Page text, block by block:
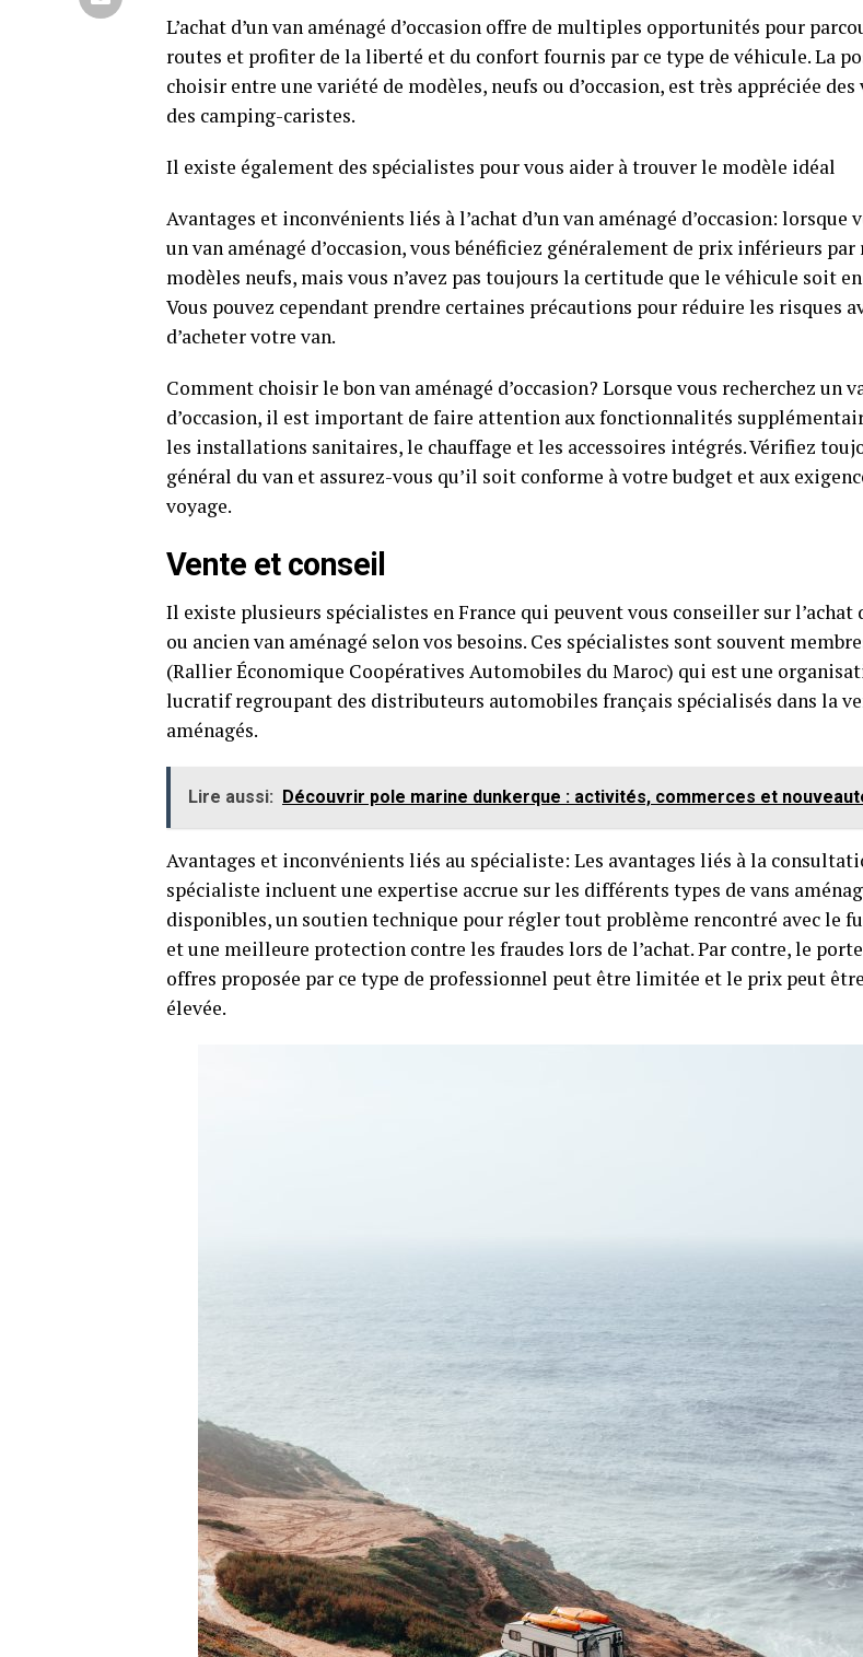
L’achat d’un van aménagé d’occasion offre de multiples opportunités pour
routes et profiter de la liberté et du confort fournis par ce type de véhicule. La
choisir entre une variété de modèles, neufs ou d’occasion, est très appréciée des
des camping-caristes.
Il existe également des spécialistes pour vous aider à trouver le modèle idéal
Avantages et inconvénients liés à l’achat d’un van aménagé d’occasion: lorsque
un van aménagé d’occasion, vous bénéficiez généralement de prix inférieurs
modèles neufs, mais vous n’avez pas toujours la certitude que le véhicule soit
Vous pouvez cependant prendre certaines précautions pour réduire les risques
d’acheter votre van.
Comment choisir le bon van aménagé d’occasion? Lorsque vous recherchez un
d’occasion, il est important de faire attention aux fonctionnalités
les installations sanitaires, le chauffage et les accessoires intégrés. Vérifiez
général du van et assurez-vous qu’il soit conforme à votre budget et aux
voyage.
Vente et conseil
Il existe plusieurs spécialistes en France qui peuvent vous conseiller sur l’achat
ou ancien van aménagé selon vos besoins. Ces spécialistes sont souvent
(Rallier Économique Coopératives Automobiles du Maroc) qui est une
lucratif regroupant des distributeurs automobiles français spécialisés dans la
aménagés.
Lire aussi: Découvrir pole marine dunkerque : activités, commerces et
Avantages et inconvénients liés au spécialiste: Les avantages liés à la
spécialiste incluent une expertise accrue sur les différents types de vans
disponibles, un soutien technique pour régler tout problème rencontré avec le
et une meilleure protection contre les fraudes lors de l’achat. Par contre, le
offres proposée par ce type de professionnel peut être limitée et le prix peut
élevée.